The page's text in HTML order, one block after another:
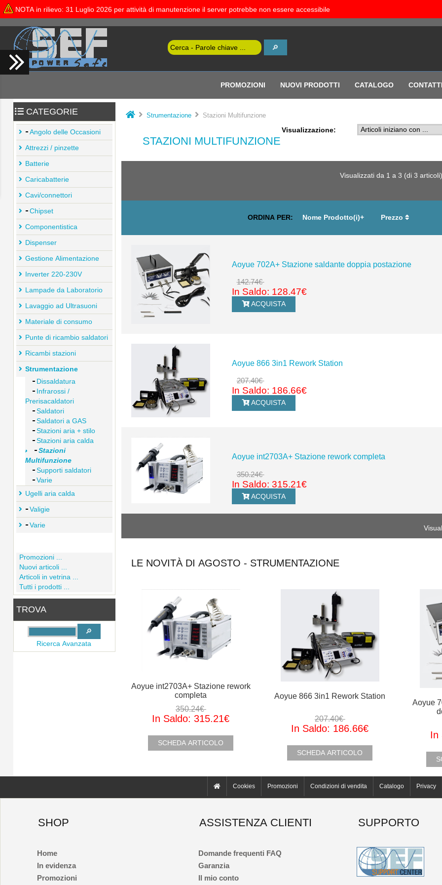
NOTA in rilievo: 31 Luglio 2026 per attività di manutenzione il server potrebbe non essere accessibile
PROMOZIONI NUOVI PRODOTTI CATALOGO CONTATTI
CATEGORIE
Angolo delle Occasioni
Attrezzi / pinzette
Batterie
Caricabatterie
Cavi/connettori
Chipset
Componentistica
Dispenser
Gestione Alimentazione
Inverter 220-230V
Lampade da Laboratorio
Lavaggio ad Ultrasuoni
Materiale di consumo
Punte di ricambio saldatori
Ricambi stazioni
Strumentazione
Dissaldatura
Infrarossi /
Prerisacaldatori
Saldatori
Saldatori a GAS
Stazioni aria + stilo
Stazioni aria calda
Stazioni
Multifunzione
Supporti saldatori
Varie
Ugelli aria calda
Valigie
Varie
Promozioni ...
Nuovi articoli ...
Articoli in vetrina ...
Tutti i prodotti ...
TROVA
Ricerca Avanzata
Strumentazione Stazioni Multifunzione
STAZIONI MULTIFUNZIONE
Visualizzazione:
Visualizzati da 1 a3 (di3 articoli)
ORDINA PER: Nome Prodotto(i)+ Prezzo
Aoyue 702A+ Stazione saldante doppia postazione
142.74€
In Saldo: 128.47€
ACQUISTA
Aoyue 866 3in1 Rework Station
207.40€
In Saldo: 186.66€
ACQUISTA
Aoyue int2703A+ Stazione rework completa
350.24€
In Saldo: 315.21€
ACQUISTA
LE NOVITÀ DI AGOSTO - STRUMENTAZIONE
Aoyue int2703A+ Stazione rework
completa
350.24€
In Saldo: 315.21€
SCHEDA ARTICOLO
Aoyue 866 3in1 Rework Station
207.40€
In Saldo: 186.66€
SCHEDA ARTICOLO
Aoyue
In
Cookies Promozioni Condizioni di vendita Catalogo Privacy
SHOP
Home
In evidenza
Promozioni
ASSISTENZA CLIENTI
Domande frequenti FAQ
Garanzia
Il mio conto
SUPPORTO